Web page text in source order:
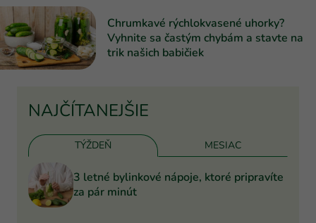
Chrumkavé rýchlokvasené uhorky?
Vyhnite sa častým chybám a stavte na
trik našich babičiek
NAJČÍTANEJŠIE
TÝŽDEŇ MESIAC
3 letné bylinkové nápoje, ktoré pripravíte
za pár minút